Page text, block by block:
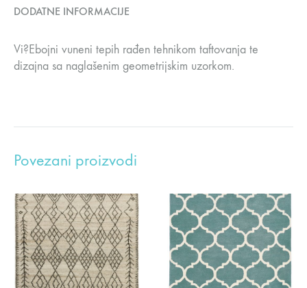
DODATNE INFORMACIJE
Vi?Ebojni vuneni tepih rađen tehnikom taftovanja te
dizajna sa naglašenim geometrijskim uzorkom.
Povezani proizvodi